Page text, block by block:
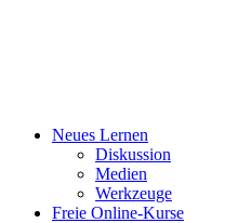
Neues Lernen
Diskussion
Medien
Werkzeuge
Freie Online-Kurse